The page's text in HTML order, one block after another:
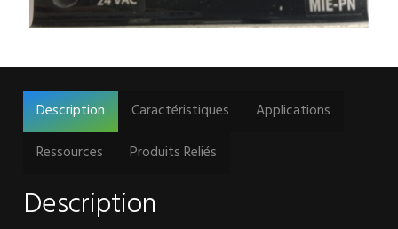
Description Caractéristiques
Applications
Ressources
Produits Reliés
Description